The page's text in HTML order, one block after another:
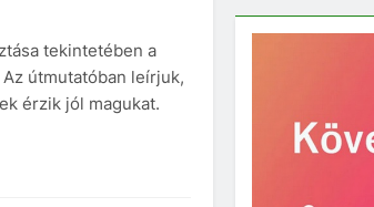
tekintetében a
útmutatóban leírjuk,
érzik jól magukat.